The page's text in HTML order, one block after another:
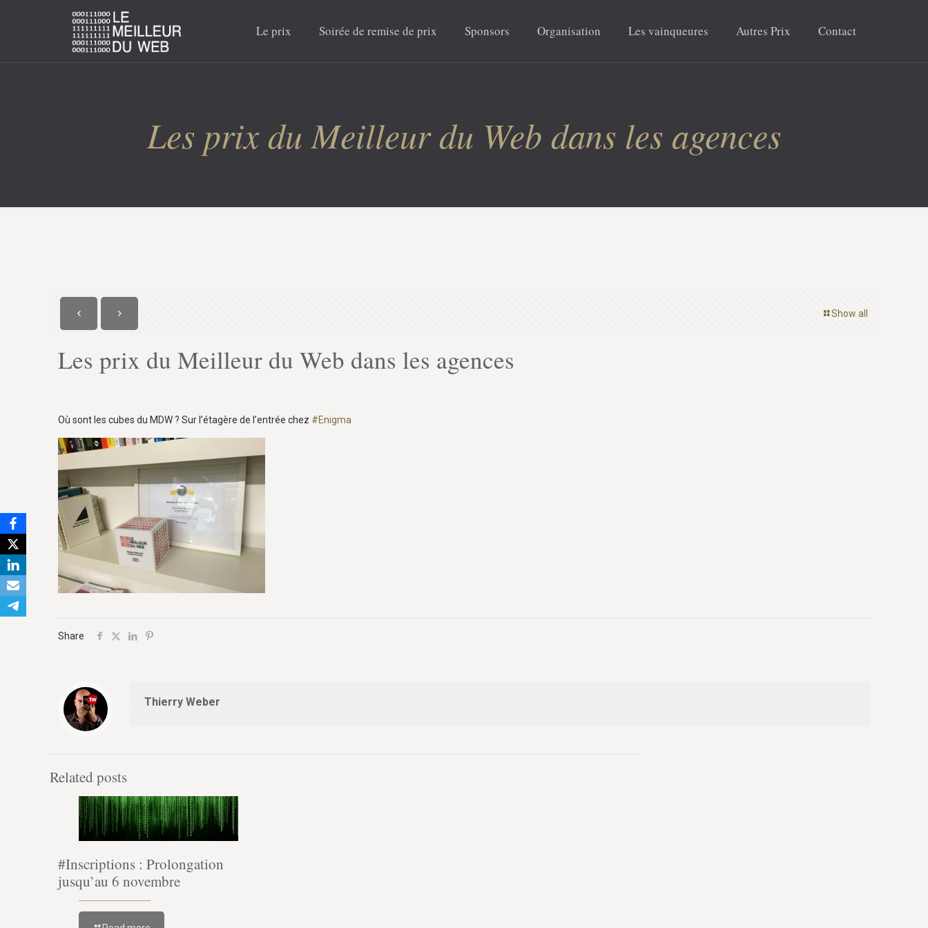
Le prix Soirée de remise de prix Sponsors Organisation Les vainqueures Autres Prix Contact
Les prix du Meilleur du Web dans les agences
Show all
Les prix du Meilleur du Web dans les agences
Où sont les cubes du MDW ? Sur l’étagère de l’entrée chez #Enigma
Share
Thierry Weber
Related posts
#Inscriptions : Prolongation
jusqu’au 6 novembre